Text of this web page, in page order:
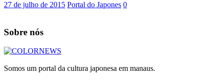
27 de julho de 2015 Portal do Japones 0
Sobre nós
Somos um portal da cultura japonesa em manaus.